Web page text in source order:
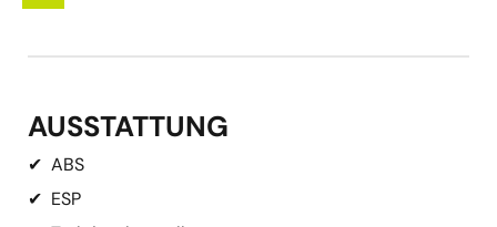
AUSSTATTUNG
✔ ABS
✔ ESP